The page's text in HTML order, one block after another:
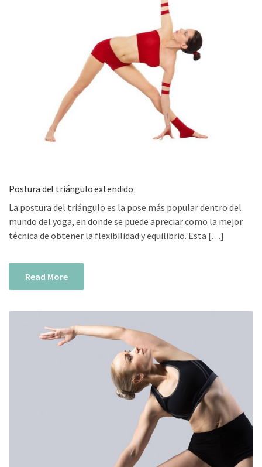
Postura del triángulo extendido
La postura del triángulo es la pose más popular dentro del
mundo del yoga, en donde se puede apreciar como la mejor
técnica de obtener la flexibilidad y equilibrio. Esta […]
Read More